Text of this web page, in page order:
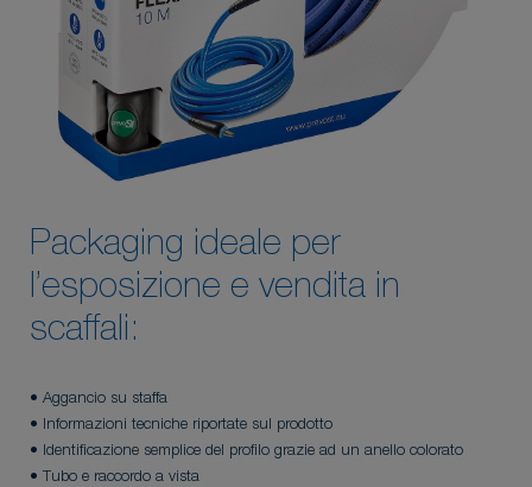
Packaging ideale per
l’esposizione e vendita in
scaffali:
• Aggancio su staffa
• Informazioni tecniche riportate sul prodotto
• Identificazione semplice del profilo grazie ad un anello colorato
• Tubo e raccordo a vista